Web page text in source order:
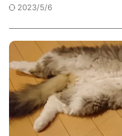
2023/5/6